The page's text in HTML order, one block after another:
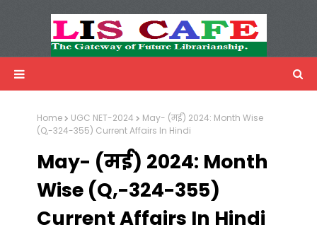
Advertisemnet
Home UGC NET-2024
May- (मई) 2024: Month Wise
(Q,-324-355) Current Affairs In Hindi
May- (मई) 2024: Month
Wise (Q,-324-355)
Current Affairs In Hindi